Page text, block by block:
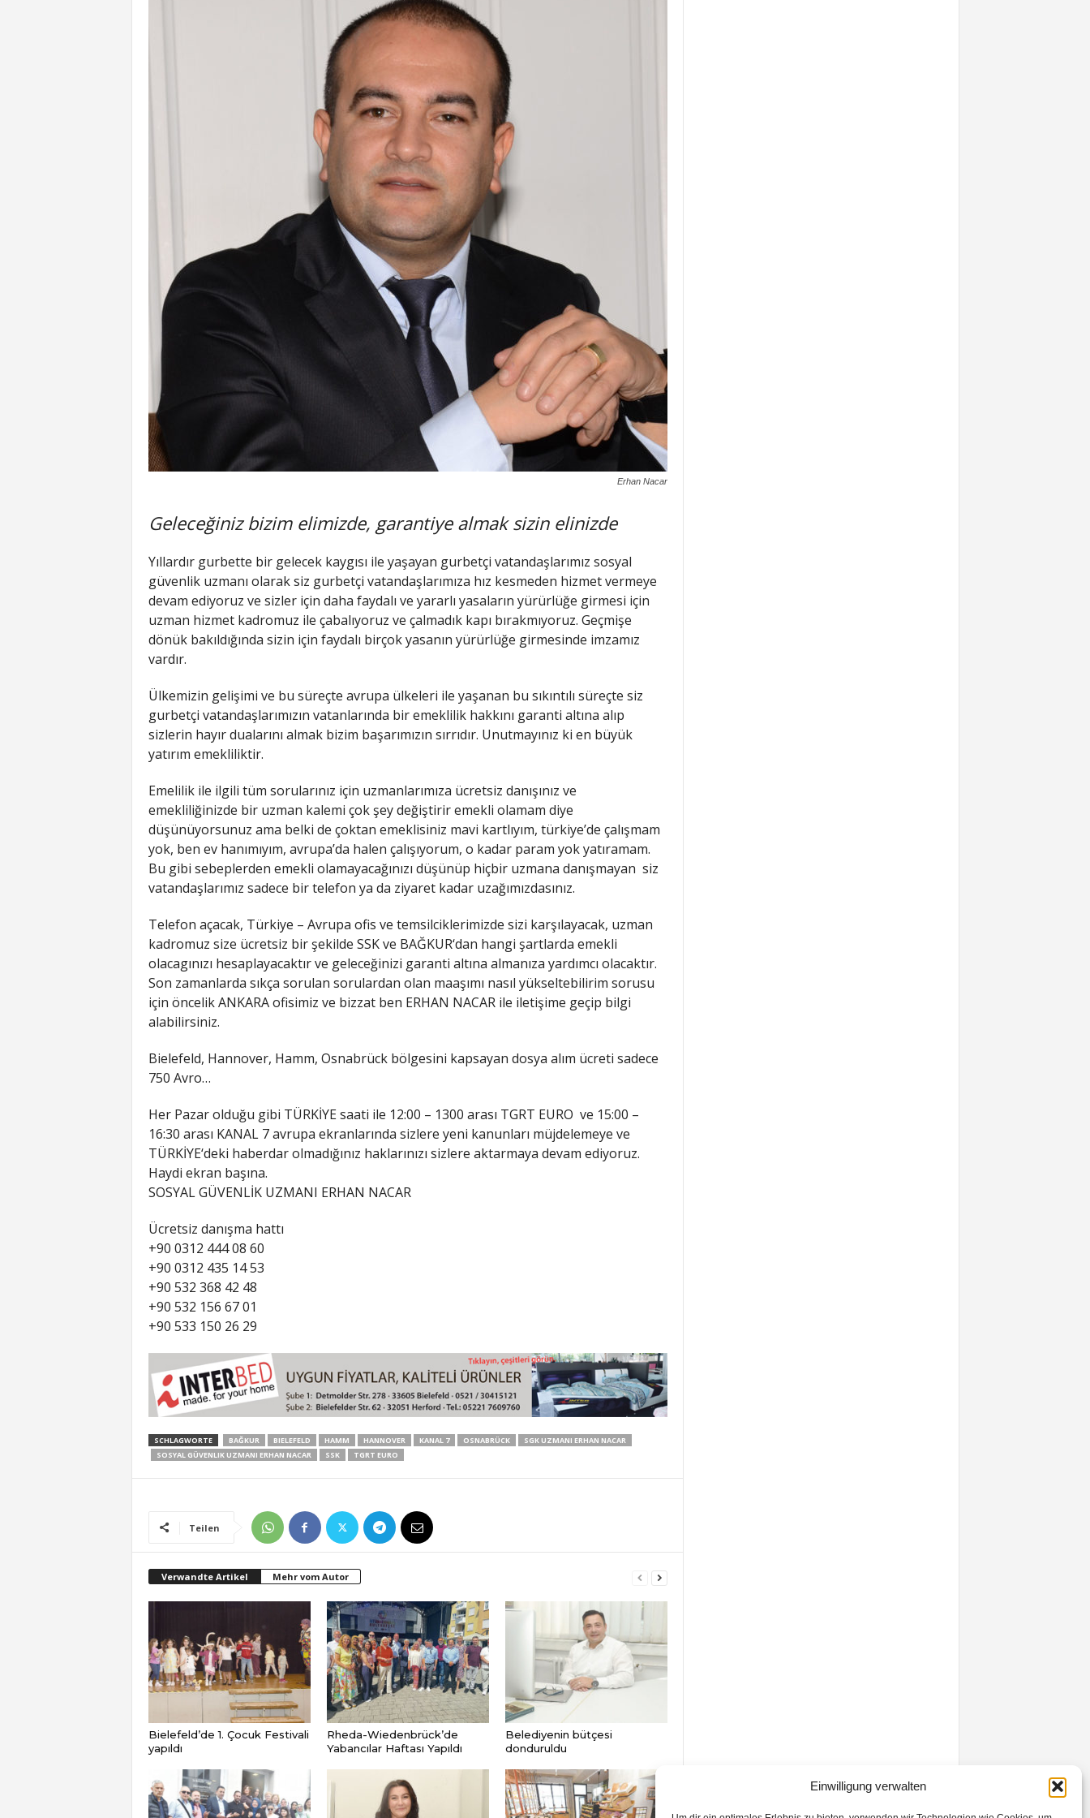
Einwilligung verwalten
Erhan Nacar
Geleceğiniz bizim elimizde, garantiye almak sizin elinizde
Yıllardır gurbette bir gelecek kaygısı ile yaşayan gurbetçi vatandaşlarımız sosyal
güvenlik uzmanı olarak siz gurbetçi vatandaşlarımıza hız kesmeden hizmet vermeye
devam ediyoruz ve sizler için daha faydalı ve yararlı yasaların yürürlüğe girmesi için
uzman hizmet kadromuz ile çabalıyoruz ve çalmadık kapı bırakmıyoruz. Geçmişe
dönük bakıldığında sizin için faydalı birçok yasanın yürürlüğe girmesinde imzamız
vardır.
Ülkemizin gelişimi ve bu süreçte avrupa ülkeleri ile yaşanan bu sıkıntılı süreçte siz
gurbetçi vatandaşlarımızın vatanlarında bir emeklilik hakkını garanti altına alıp
sizlerin hayır dualarını almak bizim başarımızın sırrıdır. Unutmayınız ki en büyük
yatırım emekliliktir.
Emelilik ile ilgili tüm sorularınız için uzmanlarımıza ücretsiz danışınız ve
emekliliğinizde bir uzman kalemi çok şey değiştirir emekli olamam diye
düşünüyorsunuz ama belki de çoktan emeklisiniz mavi kartlıyım, türkiye’de çalışmam
yok, ben ev hanımıyım, avrupa’da halen çalışıyorum, o kadar param yok yatıramam.
Bu gibi sebeplerden emekli olamayacağınızı düşünüp hiçbir uzmana danışmayan siz
vatandaşlarımız sadece bir telefon ya da ziyaret kadar uzağımızdasınız.
Telefon açacak, Türkiye – Avrupa ofis ve temsilciklerimizde sizi karşılayacak, uzman
kadromuz size ücretsiz bir şekilde SSK ve BAĞKUR‘dan hangi şartlarda emekli
olacagınızı hesaplayacaktır ve geleceğinizi garanti altına almanıza yardımcı olacaktır.
Son zamanlarda sıkça sorulan sorulardan olan maaşımı nasıl yükseltebilirim sorusu
için öncelik ANKARA ofisimiz ve bizzat ben ERHAN NACAR ile iletişime geçip bilgi
alabilirsiniz.
Bielefeld, Hannover, Hamm, Osnabrück bölgesini kapsayan dosya alım ücreti sadece
750 Avro…
Her Pazar olduğu gibi TÜRKİYE saati ile 12:00 – 1300 arası TGRT EURO ve 15:00 –
16:30 arası KANAL 7 avrupa ekranlarında sizlere yeni kanunları müjdelemeye ve
TÜRKİYE‘deki haberdar olmadığınız haklarınızı sizlere aktarmaya devam ediyoruz.
Haydi ekran başına.
SOSYAL GÜVENLİK UZMANI ERHAN NACAR
Ücretsiz danışma hattı
+90 0312 444 08 60
+90 0312 435 14 53
+90 532 368 42 48
+90 532 156 67 01
+90 533 150 26 29
SCHLAGWORTE BAĞKUR BIELEFELD HAMM HANNOVER KANAL 7 OSNABRÜCK
SGK UZMANI ERHAN NACAR
SOSYAL GÜVENLIK UZMANI ERHAN NACAR
SSK TGRT EURO
Teilen
Verwandte Artikel Mehr vom Autor
Bielefeld’de 1. Çocuk Festivali
yapıldı
Rheda-Wiedenbrück’de
Yabancılar Haftası Yapıldı
Belediyenin bütçesi
donduruldu